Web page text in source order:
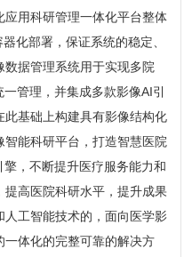
用科研管理一体化平台整体
化部署，保证系统的稳定、
据管理系统用于实现多院
管理，并集成多款影像AI引
基础上构建具有影像结构化
能科研平台，打造智慧医院
，不断提升医疗服务能力和
高医院科研水平，提升成果
工智能技术的，面向医学影
体化的完整可靠的解决方